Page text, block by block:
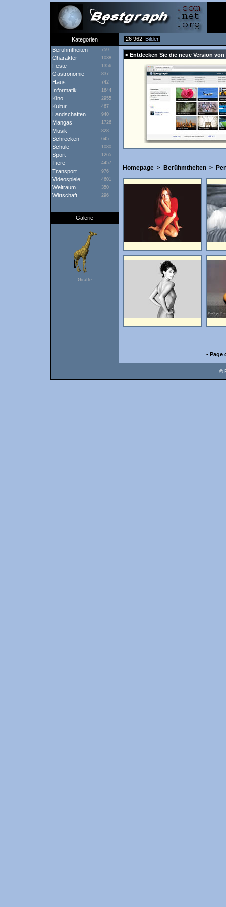
Kategorien 26 962 Bilder
Berühmtheiten
759
Charakter 1038
Feste 1356
Gastronomie 837
Haus... 742
Informatik 1644
Kino 2955
Kultur 467
Landschaften... 940
Mangas 1726
Musik 828
Schrecken 645
Schule 1080
Sport 1265
Tiere 4457
Transport 976
Videospiele 4601
Weltraum 350
Wirtschaft 296
Galerie
Giraffe
< Entdecken Sie die neue Version
Homepage> Berühmtheiten>
- Page
©